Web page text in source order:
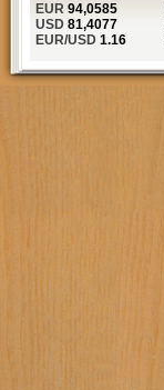
EUR 94,0585
USD 81,4077
EUR/USD 1.16